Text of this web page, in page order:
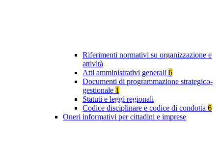
Riferimenti normativi su organizzazione e
attività
Atti amministrativi generali 6
Documenti di programmazione strategico-
gestionale 1
Statuti e leggi regionali
Codice disciplinare e codice di condotta 6
Oneri informativi per cittadini e imprese